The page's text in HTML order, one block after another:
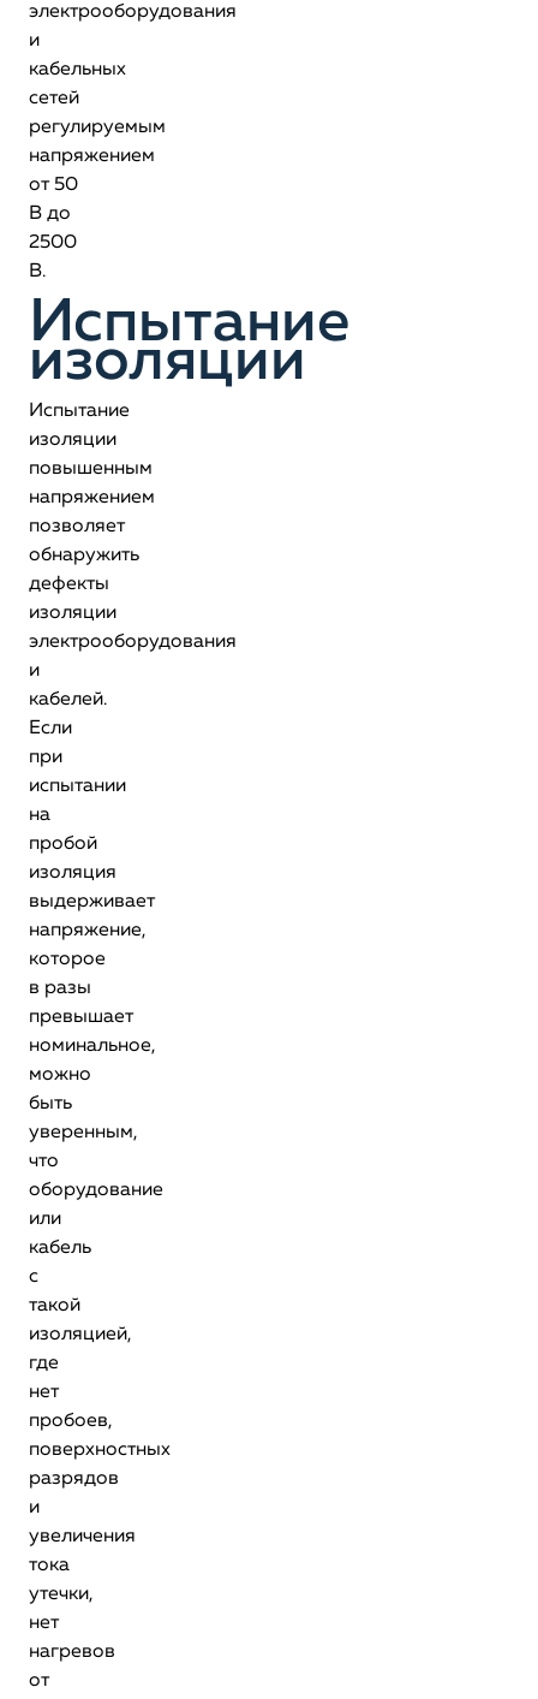
электрооборудования
и
кабельных
сетей
регулируемым
напряжением
от 50
В до
2500
В.
Испытание
изоляции
Испытание
изоляции
повышенным
напряжением
позволяет
обнаружить
дефекты
изоляции
электрооборудования
и
кабелей.
Если
при
испытании
на
пробой
изоляция
выдерживает
напряжение,
которое
в разы
превышает
номинальное,
можно
быть
уверенным,
что
оборудование
или
кабель
с
такой
изоляцией,
где
нет
пробоев,
поверхностных
разрядов
и
увеличения
тока
утечки,
нет
нагревов
от